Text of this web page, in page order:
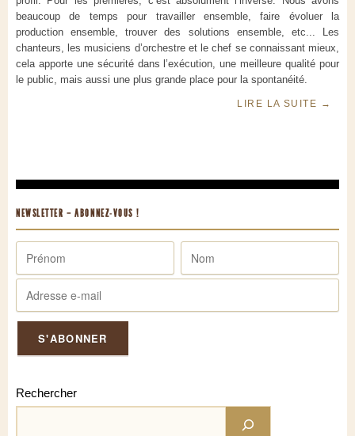
beaucoup de temps pour travailler ensemble, faire évoluer la
production ensemble, trouver des solutions ensemble, etc... Les
chanteurs, les musiciens d’orchestre et le chef se connaissant mieux,
cela apporte une sécurité dans l’exécution, une meilleure qualité pour
le public, mais aussi une plus grande place pour la spontanéité.
LIRE LA SUITE →
NEWSLETTER – ABONNEZ-VOUS !
Rechercher